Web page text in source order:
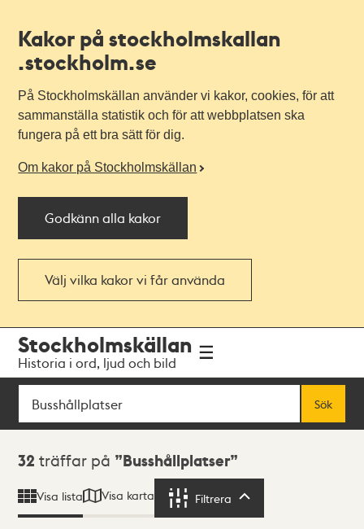
Kakor på stockholmskallan
.stockholm.se
På Stockholmskällan använder vi kakor, cookies, för att
sammanställa statistik och för att webbplatsen ska
fungera på ett bra sätt för dig.
Om kakor på Stockholmskällan
Godkänn alla kakor
Välj vilka kakor vi får använda
navigationen
huvudinnehållet
Stockholmskällan
Historia i ord, ljud och bild
Sök
Sök
Sökresultat
32 träffar på Busshållplatser
Visa lista Visa karta Filtrera